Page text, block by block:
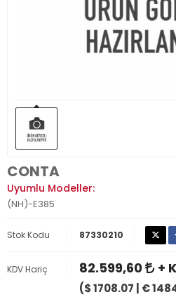
CONTA
Uyumlu Modeller:
(NH)-E385
Stok Kodu 87330210
KDV Hariç 82.599,60 +
($ 1708.07 | €